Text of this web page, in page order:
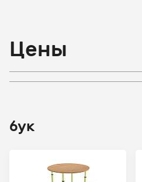
Цены
бук